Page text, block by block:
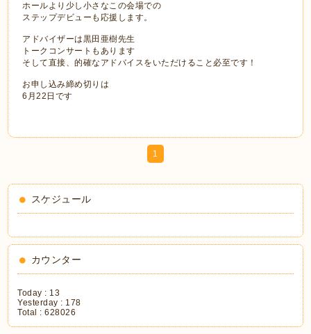
ホールより少し小さなこの会場での
ステップデビューも応援します。
アドバイザーは黒田亜樹先生
トークコンサートもあります
そして直接、的確なアドバイスをいただけること必至です！
お申し込み締め切りは
6月22日です
1
スケジュール
カウンター
Today : 13
Yesterday : 178
Total :628026